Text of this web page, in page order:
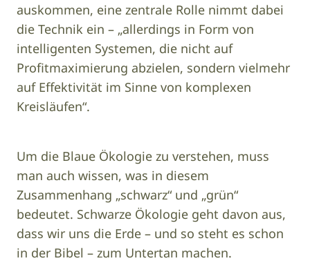
auskommen, eine zentrale Rolle nimmt dabei
die Technik ein – „allerdings in Form von
intelligenten Systemen, die nicht auf
Profitmaximierung abzielen, sondern vielmehr
auf Effektivität im Sinne von komplexen
Kreisläufen“.
Um die Blaue Ökologie zu verstehen, muss
man auch wissen, was in diesem
Zusammenhang „schwarz“ und „grün“
bedeutet. Schwarze Ökologie geht davon aus,
dass wir uns die Erde – und so steht es schon
in der Bibel – zum Untertan machen.